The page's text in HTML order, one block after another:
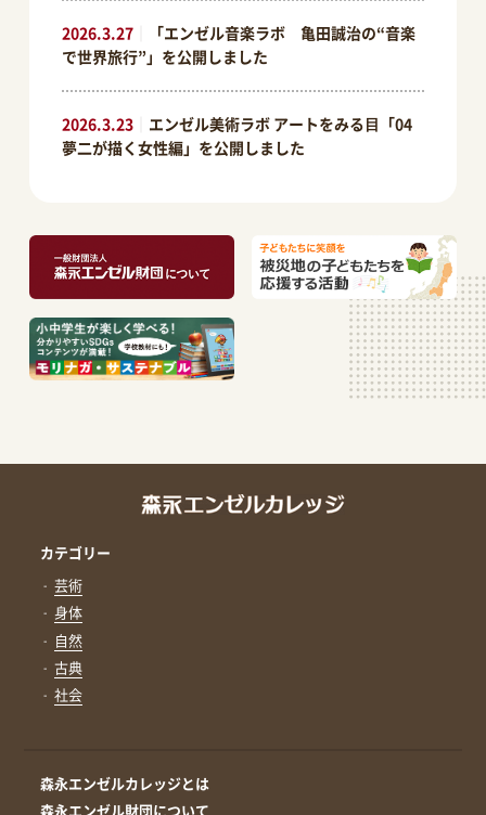
2026.3.27｜
「エンゼル音楽ラボ 亀田誠治の“音楽
で世界旅行”」を公開しました
2026.3.23｜ エンゼル美術ラボ アートをみる⽬「04
夢二が描く女性編」を公開しました
カテゴリー
芸術
身体
自然
古典
社会
森永エンゼルカレッジとは
森永エンゼル財団について